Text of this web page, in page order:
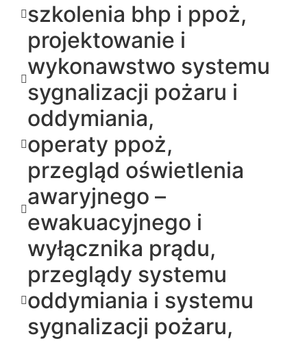
szkolenia bhp i ppoż,
projektowanie i
wykonawstwo systemu
sygnalizacji pożaru i
oddymiania,
operaty ppoż,
przegląd oświetlenia
awaryjnego –
ewakuacyjnego i
wyłącznika prądu,
przeglądy systemu
oddymiania i systemu
sygnalizacji pożaru,